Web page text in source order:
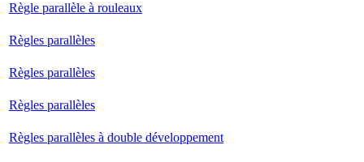
Règle parallèle à rouleaux
Règles parallèles
Règles parallèles
Règles parallèles
Règles parallèles à double développement